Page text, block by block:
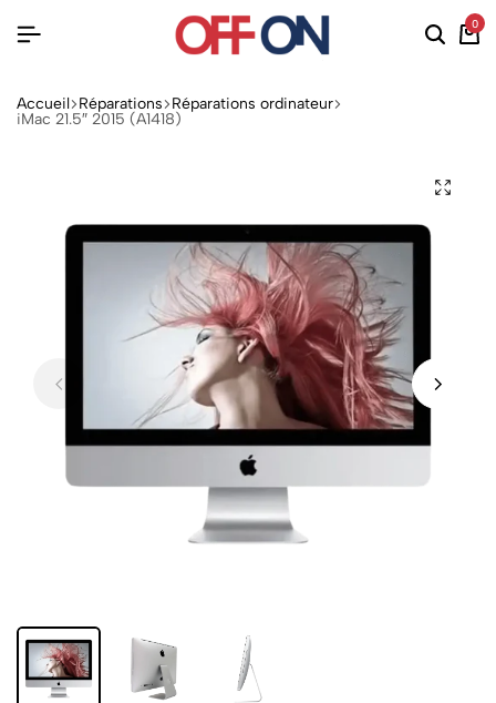
0
Accueil Réparations Réparations ordinateur
iMac 21.5″ 2015 (A1418)